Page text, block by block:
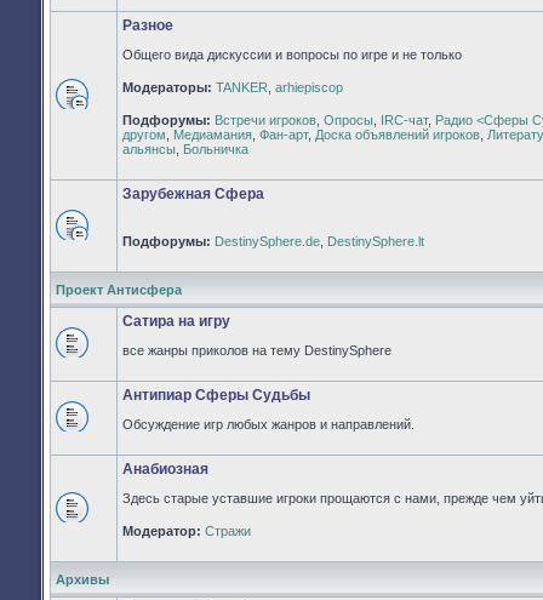
Нет
непрочитанных
сообщений
Разное
Общего вида дискуссии и вопросы по игре и не только
Модераторы: TANKER arhiepiscop
Подфорумы: Встречи игроков Опросы IRC-чат, Радио <Сферы
другом
Медиамания Фан-арт, Доска объявлений игроков
альянсы Больничка
Нет
сообщений
Зарубежная Сфера
Подфорумы: DestinySphere.de DestinySphere.lt
Проект Антисфера
сообщений
Сатира на игру
все жанры приколов на тему DestinySphere
сообщений
Антипиар Сферы Судьбы
Обсуждение игр любых жанров и направлений.
Нет
непрочитанных
Анабиозная
Здесь старые уставшие игроки прощаются с нами, прежде чем
Модератор: Стражи
Архивы